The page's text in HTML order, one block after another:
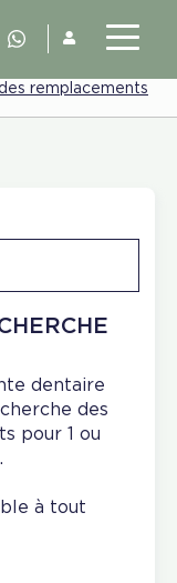
remplacements
dentaire
des
pour 1 ou
à tout